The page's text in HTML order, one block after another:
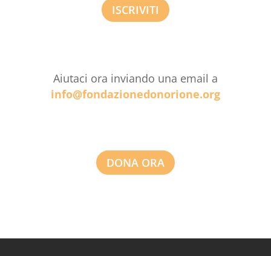
ISCRIVITI
Aiutaci ora inviando una email a
info@fondazionedonorione.org
DONA ORA